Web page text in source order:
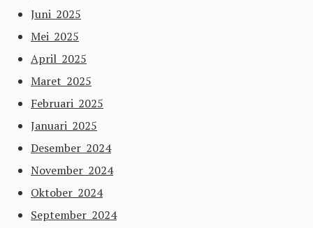
Juni 2025
Mei 2025
April 2025
Maret 2025
Februari 2025
Januari 2025
Desember 2024
November 2024
Oktober 2024
September 2024